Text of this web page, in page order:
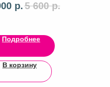
р.5 600 р.
Подробнее
В корзину